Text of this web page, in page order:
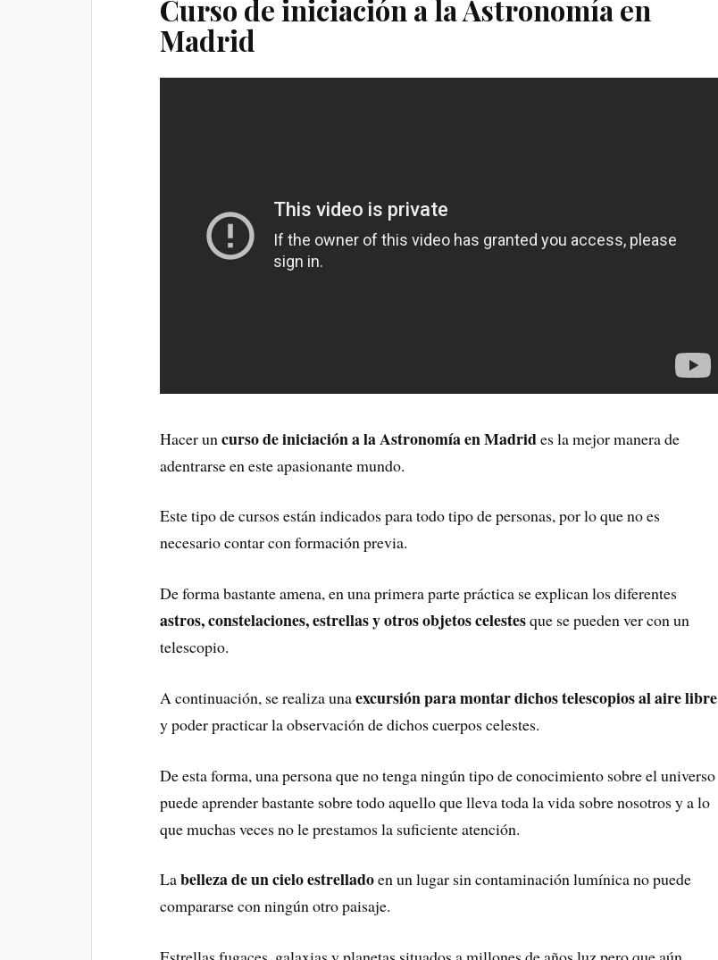
Curso de iniciación a la Astronomía en
Madrid
Hacer un curso de iniciación a la Astronomía en Madrides la mejor manera de
adentrarse en este apasionante mundo.
Este tipo de cursos están indicados para todo tipo de personas, por lo que no es
necesario contar con formación previa.
De forma bastante amena, en una primera parte práctica se explican los diferentes
astros, constelaciones, estrellas y otros objetos celestesque se pueden ver con un
telescopio.
A continuación, se realiza unaexcursión para montar dichos telescopios al aire libre
y poder practicar la observación de dichos cuerpos celestes.
De esta forma, una persona que no tenga ningún tipo de conocimiento sobre el universo
puede aprender bastante sobre todo aquello que lleva toda la vida sobre nosotros y a lo
que muchas veces no le prestamos la suficiente atención.
Labelleza de un cielo estrelladoen un lugar sin contaminación lumínica no puede
compararse con ningún otro paisaje.